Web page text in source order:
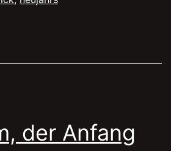
der Anfang